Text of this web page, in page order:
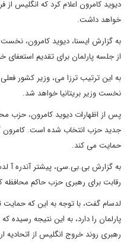
دیوید کامرون اعلام کرد که انگلیس
خواهد داشت.
به گزارش ایسنا، دیوید کامرون،
از جلسه پارلمان برای تقدیم استعفای
به این ترتیب ترزا می، وزیر کشور
نخست وزیر بریتانیا خواهد شد.
پس از اظهارات دیوید کامرون، حزب
جدید حزب انتخاب شده است. کامرون
حمایت می کند.
به گزارش بی.بی.سی، پیشتر آندره آ
رقابت برای رهبری حزب حاکم محافظه
پارلمان را دارد، به این نتیجه
رهبری روند خروج انگلیس از اتحادیه